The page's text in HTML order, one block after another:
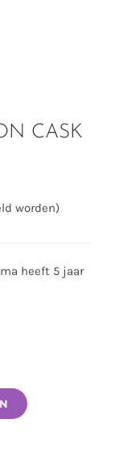
CASK
worden)
heeft 5 jaar